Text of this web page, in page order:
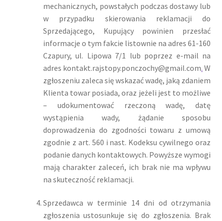
mechanicznych, powstałych podczas dostawy lub
w przypadku skierowania reklamacji do
Sprzedającego, Kupujący powinien przesłać
informacje o tym fakcie listownie na adres 61-160
Czapury, ul. Lipowa 7/1 lub poprzez e-mail na
adres kontakt.rajstopy.ponczochy@gmail.com. W
zgłoszeniu zaleca się wskazać wadę, jaką zdaniem
Klienta towar posiada, oraz jeżeli jest to możliwe
– udokumentować rzeczoną wadę, datę
wystąpienia wady, żądanie sposobu
doprowadzenia do zgodności towaru z umową
zgodnie z art. 560 i nast. Kodeksu cywilnego oraz
podanie danych kontaktowych. Powyższe wymogi
mają charakter zaleceń, ich brak nie ma wpływu
na skuteczność reklamacji.
Sprzedawca w terminie 14 dni od otrzymania
zgłoszenia ustosunkuje się do zgłoszenia. Brak